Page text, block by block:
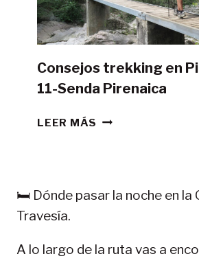
CAMPAÑA?
Consejos trekking en
11-Senda Pirenaica
LEER MÁS CONSEJOS
11-
🛏️ Dónde pasar la noche en la
Travesía.
A lo largo de la ruta vas a